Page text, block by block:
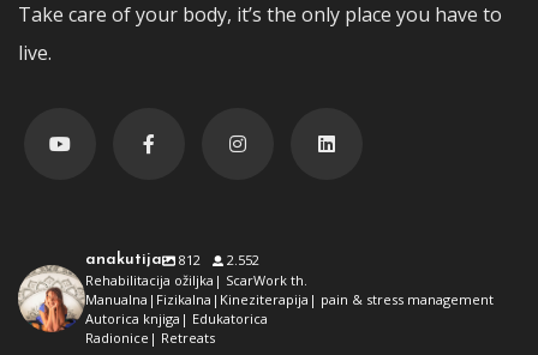
Take care of your body, it’s the only place you have to
live.
anakutija 812
2.552
Rehabilitacija ožiljka| ScarWork th.
Manualna|Fizikalna|Kineziterapija| pain & stress management
Autorica knjiga| Edukatorica
Radionice| Retreats